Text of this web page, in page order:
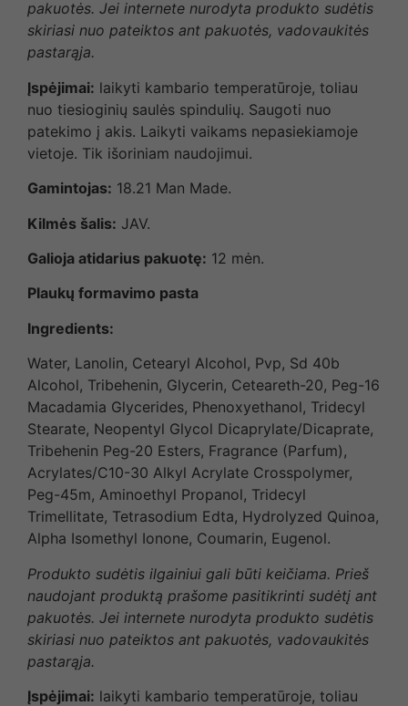
pakuotės. Jei internete nurodyta produkto sudėtis
skiriasi nuo pateiktos ant pakuotės, vadovaukitės
pastarąja.
Įspėjimai: laikyti kambario temperatūroje, toliau
nuo tiesioginių saulės spindulių. Saugoti nuo
patekimo į akis. Laikyti vaikams nepasiekiamoje
vietoje. Tik išoriniam naudojimui.
Gamintojas: 18.21 Man Made.
Kilmės šalis: JAV.
Galioja atidarius pakuotę: 12 mėn.
Plaukų formavimo pasta
Ingredients:
Water, Lanolin, Cetearyl Alcohol, Pvp, Sd 40b
Alcohol, Tribehenin, Glycerin, Ceteareth-20, Peg-16
Macadamia Glycerides, Phenoxyethanol, Tridecyl
Stearate, Neopentyl Glycol Dicaprylate/Dicaprate,
Tribehenin Peg-20 Esters, Fragrance (Parfum),
Acrylates/C10-30 Alkyl Acrylate Crosspolymer,
Peg-45m, Aminoethyl Propanol, Tridecyl
Trimellitate, Tetrasodium Edta, Hydrolyzed Quinoa,
Alpha Isomethyl Ionone, Coumarin, Eugenol.
Produkto sudėtis ilgainiui gali būti keičiama. Prieš
naudojant produktą prašome pasitikrinti sudėtį ant
pakuotės. Jei internete nurodyta produkto sudėtis
skiriasi nuo pateiktos ant pakuotės, vadovaukitės
pastarąja.
Įspėjimai: laikyti kambario temperatūroje, toliau